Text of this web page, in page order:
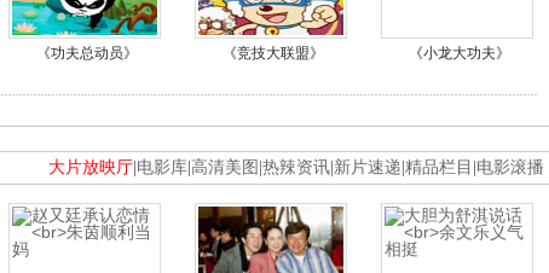
《功夫总动员》 《竞技大联盟》 《小龙大功夫》
大片放映厅 电影库 高清美图 热辣资讯 新片速递 精品栏目 电影滚播